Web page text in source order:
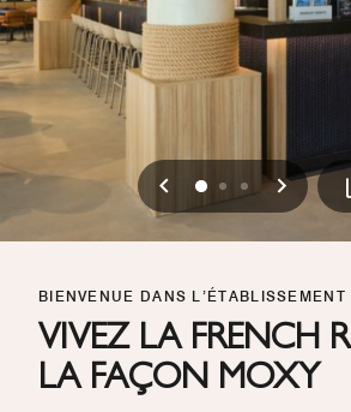
Précédent
0 1 2
BIENVENUE DANS L’ÉTABLISSEMENT
VIVEZ LA FRENCH
LA FAÇON MOXY